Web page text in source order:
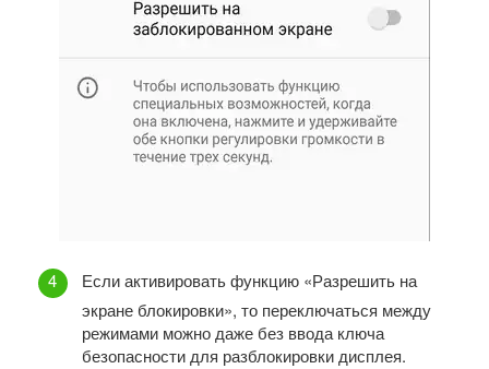
Если активировать функцию «Разрешить на
экране блокировки», то переключаться между
режимами можно даже без ввода ключа
безопасности для разблокировки дисплея.